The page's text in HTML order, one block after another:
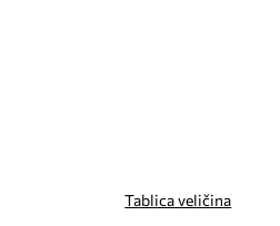
Tablica veličina